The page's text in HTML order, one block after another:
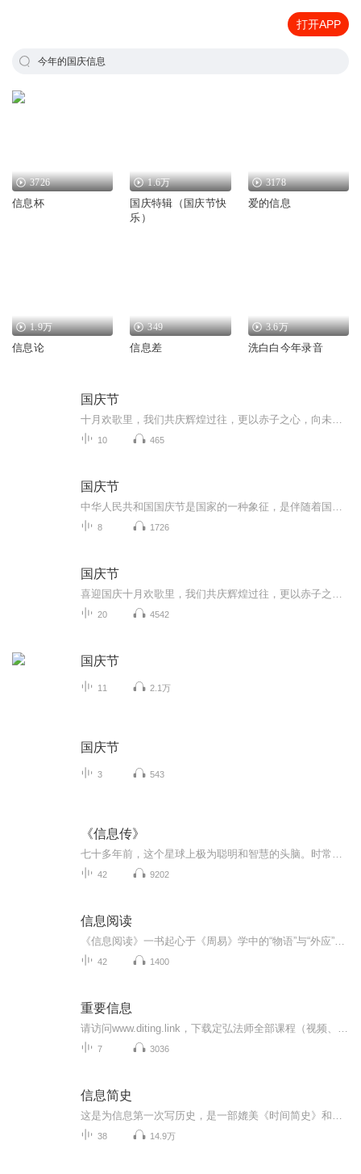
打开APP
今年的国庆信息
3726
信息杯
1.6万
国庆特辑（国庆节快
乐）
3178
爱的信息
1.9万
信息论
349
信息差
3.6万
洗白白今年录音
国庆节
10 465
国庆节
8 1726
国庆节
20 4542
国庆节
11 2.1万
国庆节
3 543
《信息传》
42 9202
信息阅读
42 1400
重要信息
7 3036
信息简史
38 14.9万